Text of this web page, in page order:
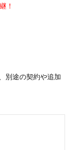
！
別途の契約や追加